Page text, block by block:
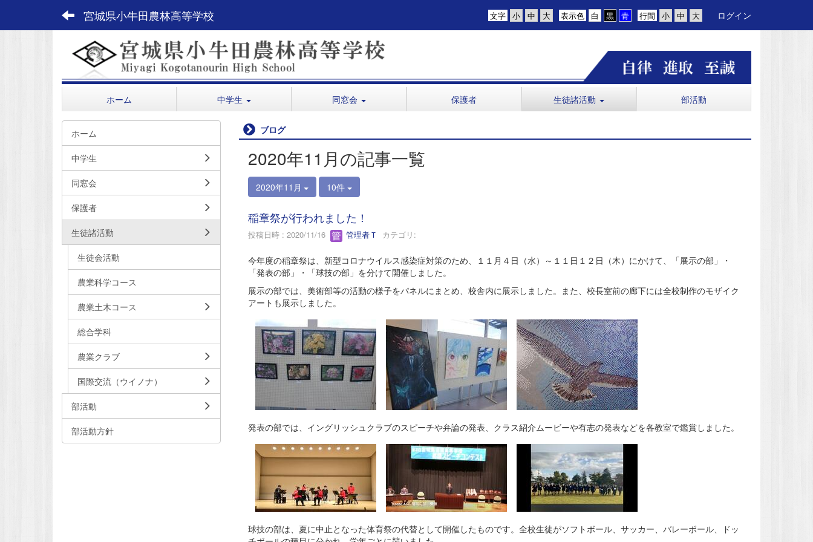
宮城県小牛田農林高等学校 行間
表示色
文字 ログイン
ホーム 中学生 同窓会 保護者 生徒諸活動 部活動
ブログ
2020年11月の記事一覧
2020年11月 10件
稲章祭が行われました！
投稿日時 : 2020/11/16 管理者Ｔ カテゴリ:
今年度の稲章祭は、新型コロナウイルス感染症対策のため、１１月４日（水）～１１日１２日（木）にかけて、「展示の部」・
「発表の部」・「球技の部」を分けて開催しました。
展示の部では、美術部等の活動の様子をパネルにまとめ、校舎内に展示しました。また、校長室前の廊下には全校制作のモザイク
アートも展示しました。
発表の部では、イングリッシュクラブのスピーチや弁論の発表、クラス紹介ムービーや有志の発表などを各教室で鑑賞しました。
球技の部は、夏に中止となった体育祭の代替として開催したものです。全校生徒がソフトボール、サッカー、バレーボール、ドッ
ホーム
中学生
同窓会
保護者
生徒諸活動
生徒会活動
農業科学コース
農業土木コース
総合学科
農業クラブ
国際交流（ウイノナ）
部活動
部活動方針